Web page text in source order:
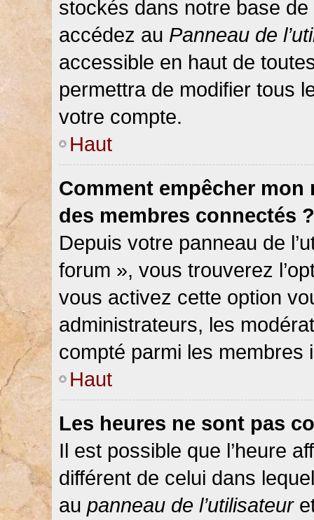
stockés dans notre base
accédez au Panneau de
accessible en haut de
permettra de modifier tous
votre compte.
Haut
Comment empêcher mon
des membres connectés ?
Depuis votre panneau de
forum », vous trouverez
vous activez cette option
administrateurs, les
compté parmi les membres
Haut
Les heures ne sont pas
Il est possible que l’heure
différent de celui dans
au panneau de l’utilisateur